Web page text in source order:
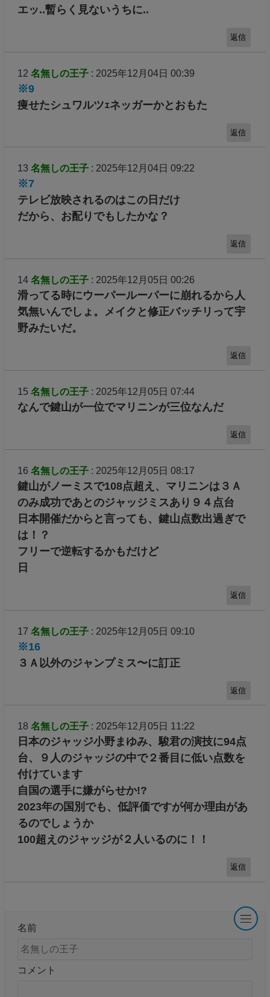
エッ..暫らく見ないうちに..
返信
12 名無しの王子: 2025年12月04日 00:39
※9
痩せたシュワルツｪネッガーかとおもた
返信
13 名無しの王子: 2025年12月04日 09:22
※7
テレビ放映されるのはこの日だけ
だから、お配りでもしたかな？
返信
14 名無しの王子: 2025年12月05日 00:26
滑ってる時にウーパールーパーに崩れるから人
気無いんでしょ。メイクと修正バッチリって宇
野みたいだ。
返信
15 名無しの王子: 2025年12月05日 07:44
なんで鍵山が一位でマリニンが三位なんだ
返信
16 名無しの王子: 2025年12月05日 08:17
鍵山がノーミスで108点超え、マリニンは３Ａ
のみ成功であとのジャッジミスあり９４点台
日本開催だからと言っても、鍵山点数出過ぎで
は！？
フリーで逆転するかもだけど
日
返信
17 名無しの王子: 2025年12月05日 09:10
※16
３Ａ以外のジャンプミス〜に訂正
返信
18 名無しの王子: 2025年12月05日 11:22
日本のジャッジ小野まゆみ、駿君の演技に94点
台、９人のジャッジの中で２番目に低い点数を
付けています
自国の選手に嫌がらせか!?
2023年の国別でも、低評価ですが何か理由があ
るのでしょうか
100超えのジャッジが２人いるのに！！
返信
名前
コメント